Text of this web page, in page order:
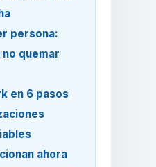
persona:
no quemar
en 6 pasos
ahora